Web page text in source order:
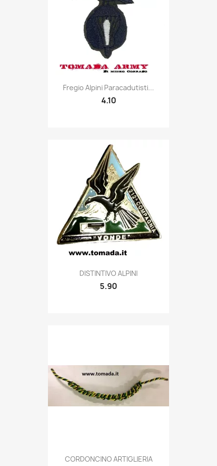
Quick view
Fregio Alpini Paracadutisti...
4.10
Quick view
DISTINTIVO ALPINI
5.90
Quick view
CORDONCINO ARTIGLIERIA